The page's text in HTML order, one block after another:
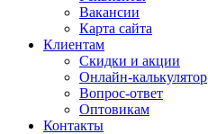
Вакансии
Карта сайта
Клиентам
Скидки и акции
Онлайн-калькулятор
Вопрос-ответ
Оптовикам
Контакты